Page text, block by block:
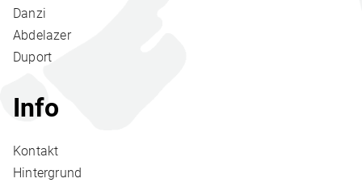
Danzi
Abdelazer
Duport
Info
Kontakt
Hintergrund